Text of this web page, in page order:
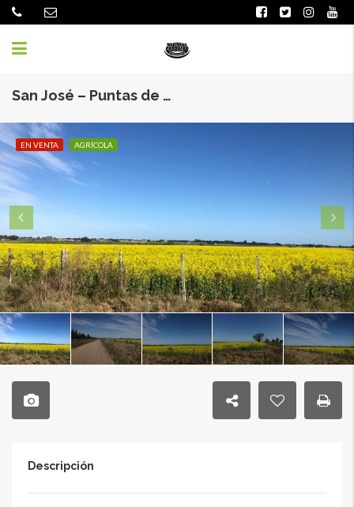
San José – Puntas de Cañada Grande 75 Hás
EN VENTA AGRÍCOLA
Descripción